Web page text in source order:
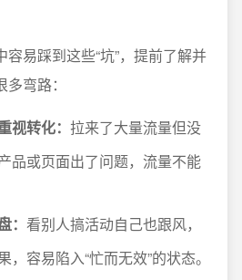
易踩到这些“坑”，提前了解并
弯路：
视转化： 拉来了大量流量但没
品或页面出了问题，流量不能
： 看别人搞活动自己也跟风，
容易陷入“忙而无效”的状态。